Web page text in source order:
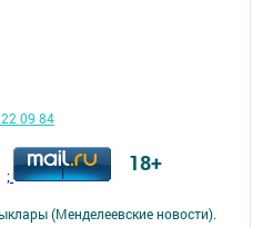
(Менделеевские новости).
09 84
; 18+